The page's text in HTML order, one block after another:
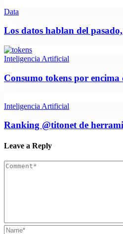
Data
Los datos hablan del
Inteligencia Artificial
Consumo tokens por encima
Inteligencia Artificial
Ranking @titonet de
Leave a Reply